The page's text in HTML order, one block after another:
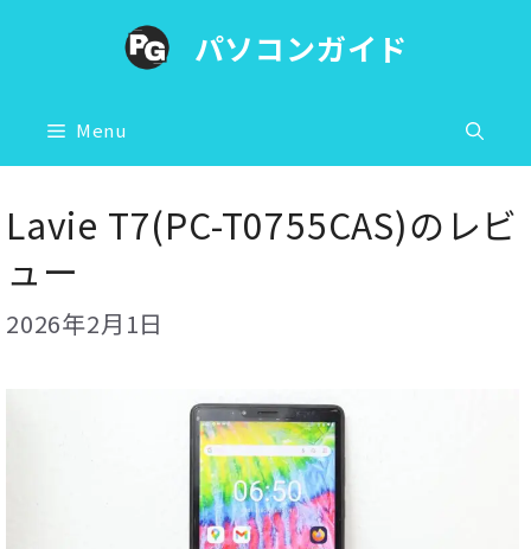
ツ
へ
ス
キ
ッ
パソコンガイド
Menu
Lavie T7(PC-T0755CAS)のレビ
ュー
2026年2月1日